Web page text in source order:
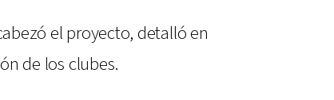
el proyecto, detalló en
de los clubes.